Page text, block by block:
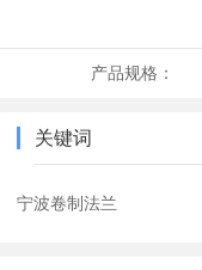
产品规格：
关键词
宁波卷制法兰